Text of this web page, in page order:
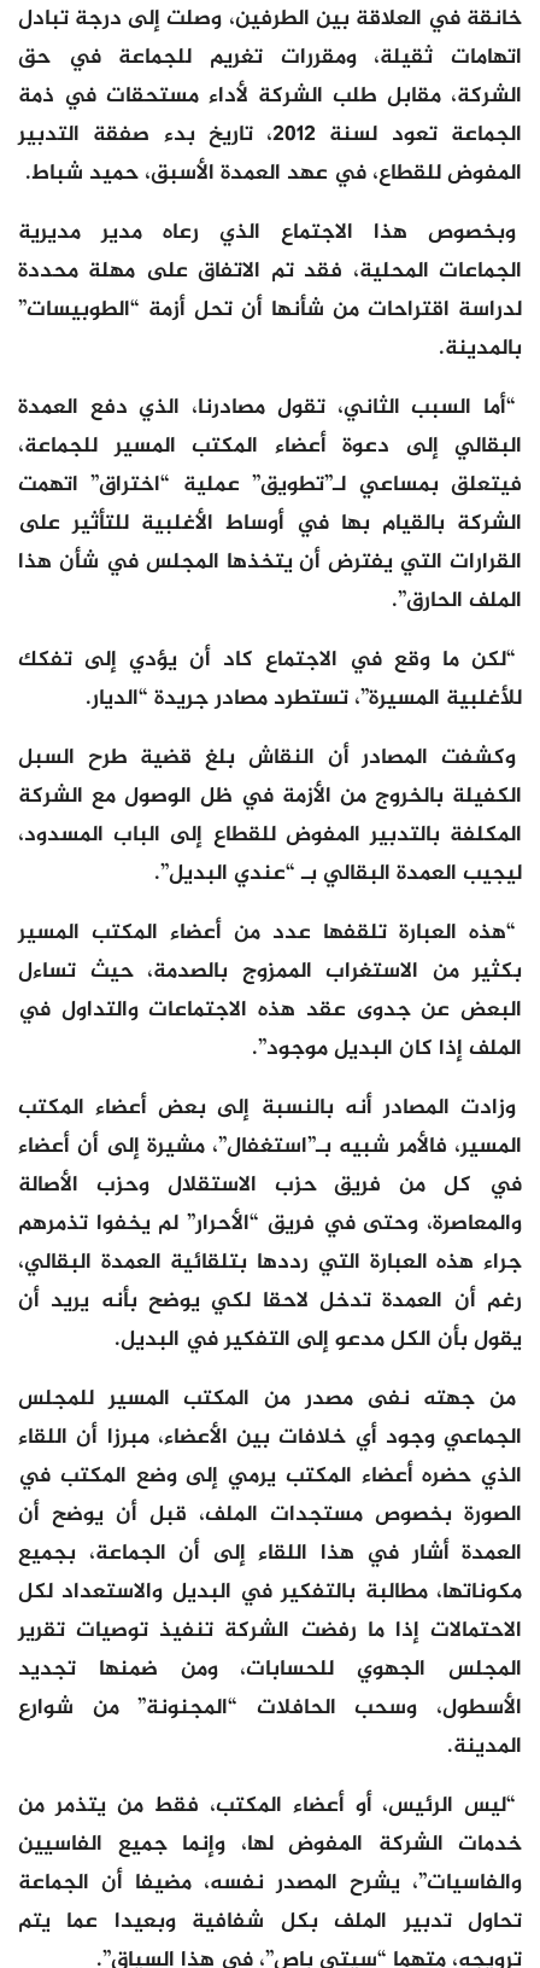
خانقة في العلاقة بين الطرفين، وصلت إلى درجة تبادل
اتهامات ثقيلة، ومقررات تغريم للجماعة في حق
الشركة، مقابل طلب الشركة لأداء مستحقات في ذمة
الجماعة تعود لسنة 2012، تاريخ بدء صفقة التدبير
المفوض للقطاع، في عهد العمدة الأسبق، حميد شباط.
وبخصوص هذا الاجتماع الذي رعاه مدير مديرية
الجماعات المحلية، فقد تم الاتفاق على مهلة محددة
لدراسة اقتراحات من شأنها أن تحل أزمة “الطوبيسات”
بالمدينة.
“أما السبب الثاني، تقول مصادرنا، الذي دفع العمدة
البقالي إلى دعوة أعضاء المكتب المسير للجماعة،
فيتعلق بمساعي لـ”تطويق” عملية “اختراق” اتهمت
الشركة بالقيام بها في أوساط الأغلبية للتأثير على
القرارات التي يفترض أن يتخذها المجلس في شأن هذا
الملف الحارق”.
“لكن ما وقع في الاجتماع كاد أن يؤدي إلى تفكك
للأغلبية المسيرة”، تستطرد مصادر جريدة “الديار.
وكشفت المصادر أن النقاش بلغ قضية طرح السبل
الكفيلة بالخروج من الأزمة في ظل الوصول مع الشركة
المكلفة بالتدبير المفوض للقطاع إلى الباب المسدود،
ليجيب العمدة البقالي بـ “عندي البديل”.
“هذه العبارة تلقفها عدد من أعضاء المكتب المسير
بكثير من الاستغراب الممزوج بالصدمة، حيث تساءل
البعض عن جدوى عقد هذه الاجتماعات والتداول في
الملف إذا كان البديل موجود”.
وزادت المصادر أنه بالنسبة إلى بعض أعضاء المكتب
المسير، فالأمر شبيه بـ”استغفال”، مشيرة إلى أن أعضاء
في كل من فريق حزب الاستقلال وحزب الأصالة
والمعاصرة، وحتى في فريق “الأحرار” لم يخفوا تذمرهم
جراء هذه العبارة التي رددها بتلقائية العمدة البقالي،
رغم أن العمدة تدخل لاحقا لكي يوضح بأنه يريد أن
يقول بأن الكل مدعو إلى التفكير في البديل.
من جهته نفى مصدر من المكتب المسير للمجلس
الجماعي وجود أي خلافات بين الأعضاء، مبرزا أن اللقاء
الذي حضره أعضاء المكتب يرمي إلى وضع المكتب في
الصورة بخصوص مستجدات الملف، قبل أن يوضح أن
العمدة أشار في هذا اللقاء إلى أن الجماعة، بجميع
مكوناتها، مطالبة بالتفكير في البديل والاستعداد لكل
الاحتمالات إذا ما رفضت الشركة تنفيذ توصيات تقرير
المجلس الجهوي للحسابات، ومن ضمنها تجديد
الأسطول، وسحب الحافلات “المجنونة” من شوارع
المدينة.
“ليس الرئيس، أو أعضاء المكتب، فقط من يتذمر من
خدمات الشركة المفوض لها، وإنما جميع الفاسيين
والفاسيات”، يشرح المصدر نفسه، مضيفا أن الجماعة
تحاول تدبير الملف بكل شفافية وبعيدا عما يتم
ترويجه، متهما “سيتي باص”، في هذا السياق”.